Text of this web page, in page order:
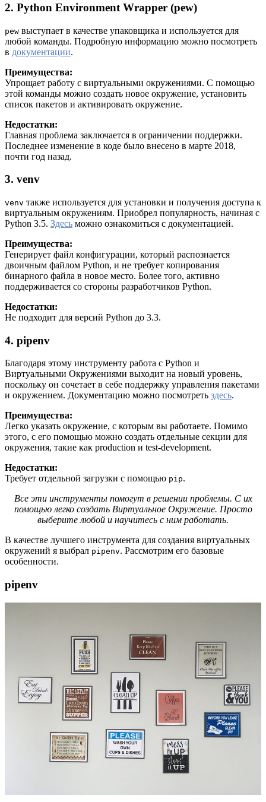
2. Python Environment Wrapper (pew)
pew выступает в качестве упаковщика и используется для
любой команды. Подробную информацию можно посмотреть
в документации.
Преимущества:
Упрощает работу с виртуальными окружениями. С помощью
этой команды можно создать новое окружение, установить
список пакетов и активировать окружение.
Недостатки:
Главная проблема заключается в ограничении поддержки.
Последнее изменение в коде было внесено в марте 2018,
почти год назад.
3. venv
venv также используется для установки и получения доступа к
виртуальным окружениям. Приобрел популярность, начиная с
Python 3.5. Здесь можно ознакомиться с документацией.
Преимущества:
Генерирует файл конфигурации, который распознается
двоичным файлом Python, и не требует копирования
бинарного файла в новое место. Более того, активно
поддерживается со стороны разработчиков Python.
Недостатки:
Не подходит для версий Python до 3.3.
4. pipenv
Благодаря этому инструменту работа с Python и
Виртуальными Окружениями выходит на новый уровень,
поскольку он сочетает в себе поддержку управления пакетами
и окружением. Документацию можно посмотреть здесь.
Преимущества:
Легко указать окружение, с которым вы работаете. Помимо
этого, с его помощью можно создать отдельные секции для
окружения, такие как production и test-development.
Недостатки:
Требует отдельной загрузки с помощью pip.
Все эти инструменты помогут в решении проблемы. С их
помощью легко создать Виртуальное Окружение. Просто
выберите любой и научитесь с ним работать.
В качестве лучшего инструмента для создания виртуальных
окружений я выбрал pipenv. Рассмотрим его базовые
особенности.
pipenv